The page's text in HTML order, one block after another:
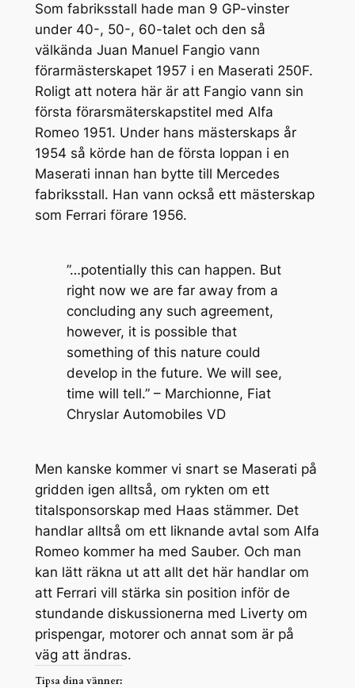
Som fabriksstall hade man 9 GP-vinster
under 40-, 50-, 60-talet och den så
välkända Juan Manuel Fangio vann
förarmästerskapet 1957 i en Maserati 250F.
Roligt att notera här är att Fangio vann sin
första förarsmäterskapstitel med Alfa
Romeo 1951. Under hans mästerskaps år
1954 så körde han de första loppan i en
Maserati innan han bytte till Mercedes
fabriksstall. Han vann också ett mästerskap
som Ferrari förare 1956.
”…potentially this can happen. But
right now we are far away from a
concluding any such agreement,
however, it is possible that
something of this nature could
develop in the future. We will see,
time will tell.” – Marchionne, Fiat
Chryslar Automobiles VD
Men kanske kommer vi snart se Maserati på
gridden igen alltså, om rykten om ett
titalsponsorskap med Haas stämmer. Det
handlar alltså om ett liknande avtal som Alfa
Romeo kommer ha med Sauber. Och man
kan lätt räkna ut att allt det här handlar om
att Ferrari vill stärka sin position inför de
stundande diskussionerna med Liverty om
prispengar, motorer och annat som är på
väg att ändras.
Tipsa dina vänner: